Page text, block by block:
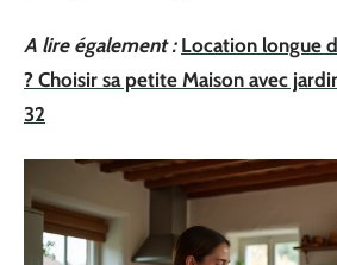
A lire également : Location longue
? Choisir sa petite Maison avec
32